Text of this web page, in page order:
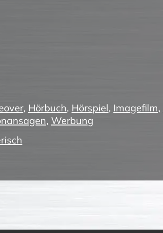
, Hörbuch, Hörspiel, Imagefilm,
, Werbung